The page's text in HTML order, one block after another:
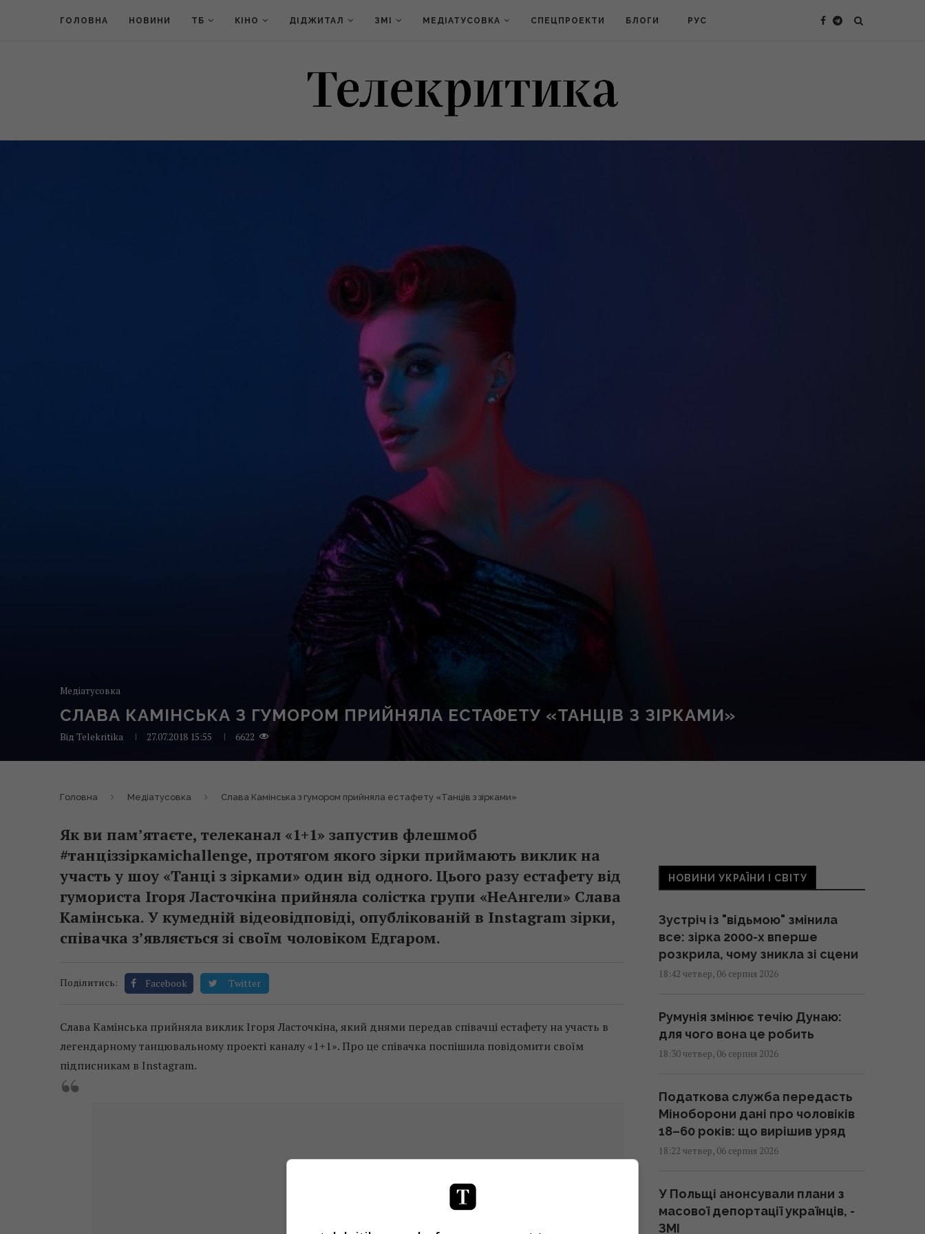
ГОЛОВНА НОВИНИ ТБ КІНО ДІДЖИТАЛ ЗМІ МЕДІАТУСОВКА СПЕЦПРОЕКТИ БЛОГИ РУС
Медіатусовка
СЛАВА КАМІНСЬКА З ГУМОРОМ ПРИЙНЯЛА ЕСТАФЕТУ «ТАНЦІВ З ЗІРКАМИ»
Від Telekritika 27.07.2018 15:55 6622
Головна Медіатусовка Слава Камінська з гумором прийняла естафету «Танців з зірками»
Як ви пам’ятаєте, телеканал «1+1» запустив флешмоб
#танціззіркаміchallenge, протягом якого зірки приймають виклик на
участь у шоу «Танці з зірками» один від одного. Цього разу естафету від
гумориста Ігоря Ласточкіна прийняла солістка групи «НеАнгели» Слава
Камінська. У кумедній відеовідповіді, опублікованій в Instagram зірки,
співачка з’являється зі своїм чоловіком Едгаром.
Поділитись: Facebook Twitter
Слава Камінська прийняла виклик Ігоря Ласточкіна, який днями передав співачці естафету на участь в
легендарному танцювальному проекті каналу «1+1». Про це співачка поспішила повідомити своїм
підписникам в Instagram.
НОВИНИ УКРАЇНИ І СВІТУ
Зустріч із "відьмою" змінила
все: зірка 2000-х вперше
розкрила, чому зникла зі сцени
18:42 четвер, 06 серпня 2026
Румунія змінює течію Дунаю:
для чого вона це робить
18:30 четвер, 06 серпня 2026
Податкова служба передасть
Міноборони дані про чоловіків
18–60 років: що вирішив уряд
18:22 четвер, 06 серпня 2026
У Польщі анонсували плани з
масової депортації українців, -
ЗМІ